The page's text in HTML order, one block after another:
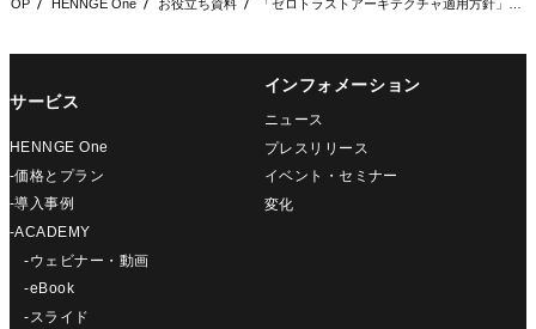
TOP HENNGE One お役立ち資料
サービス
HENNGE One
-価格とプラン
-導入事例
-ACADEMY
-ウェビナー・動画
-eBook
-スライド
インフォメーション
ニュース
プレスリリース
イベント・セミナー
変化